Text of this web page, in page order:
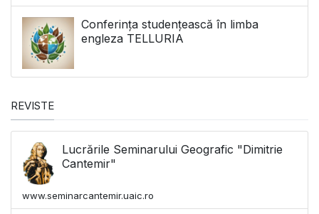
Conferința studențească în limba
engleza TELLURIA
REVISTE
Lucrările Seminarului Geografic "Dimitrie
Cantemir"
www.seminarcantemir.uaic.ro